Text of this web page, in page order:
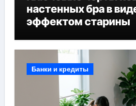
настенных бра в
эффектом старины
Банки и кредиты